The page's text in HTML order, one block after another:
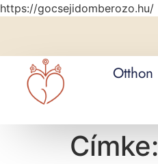
https://gocsejidomberozo.hu/
Otthon
Címke: